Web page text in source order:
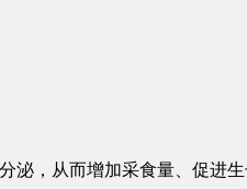
泌，从而增加采食量、促进生